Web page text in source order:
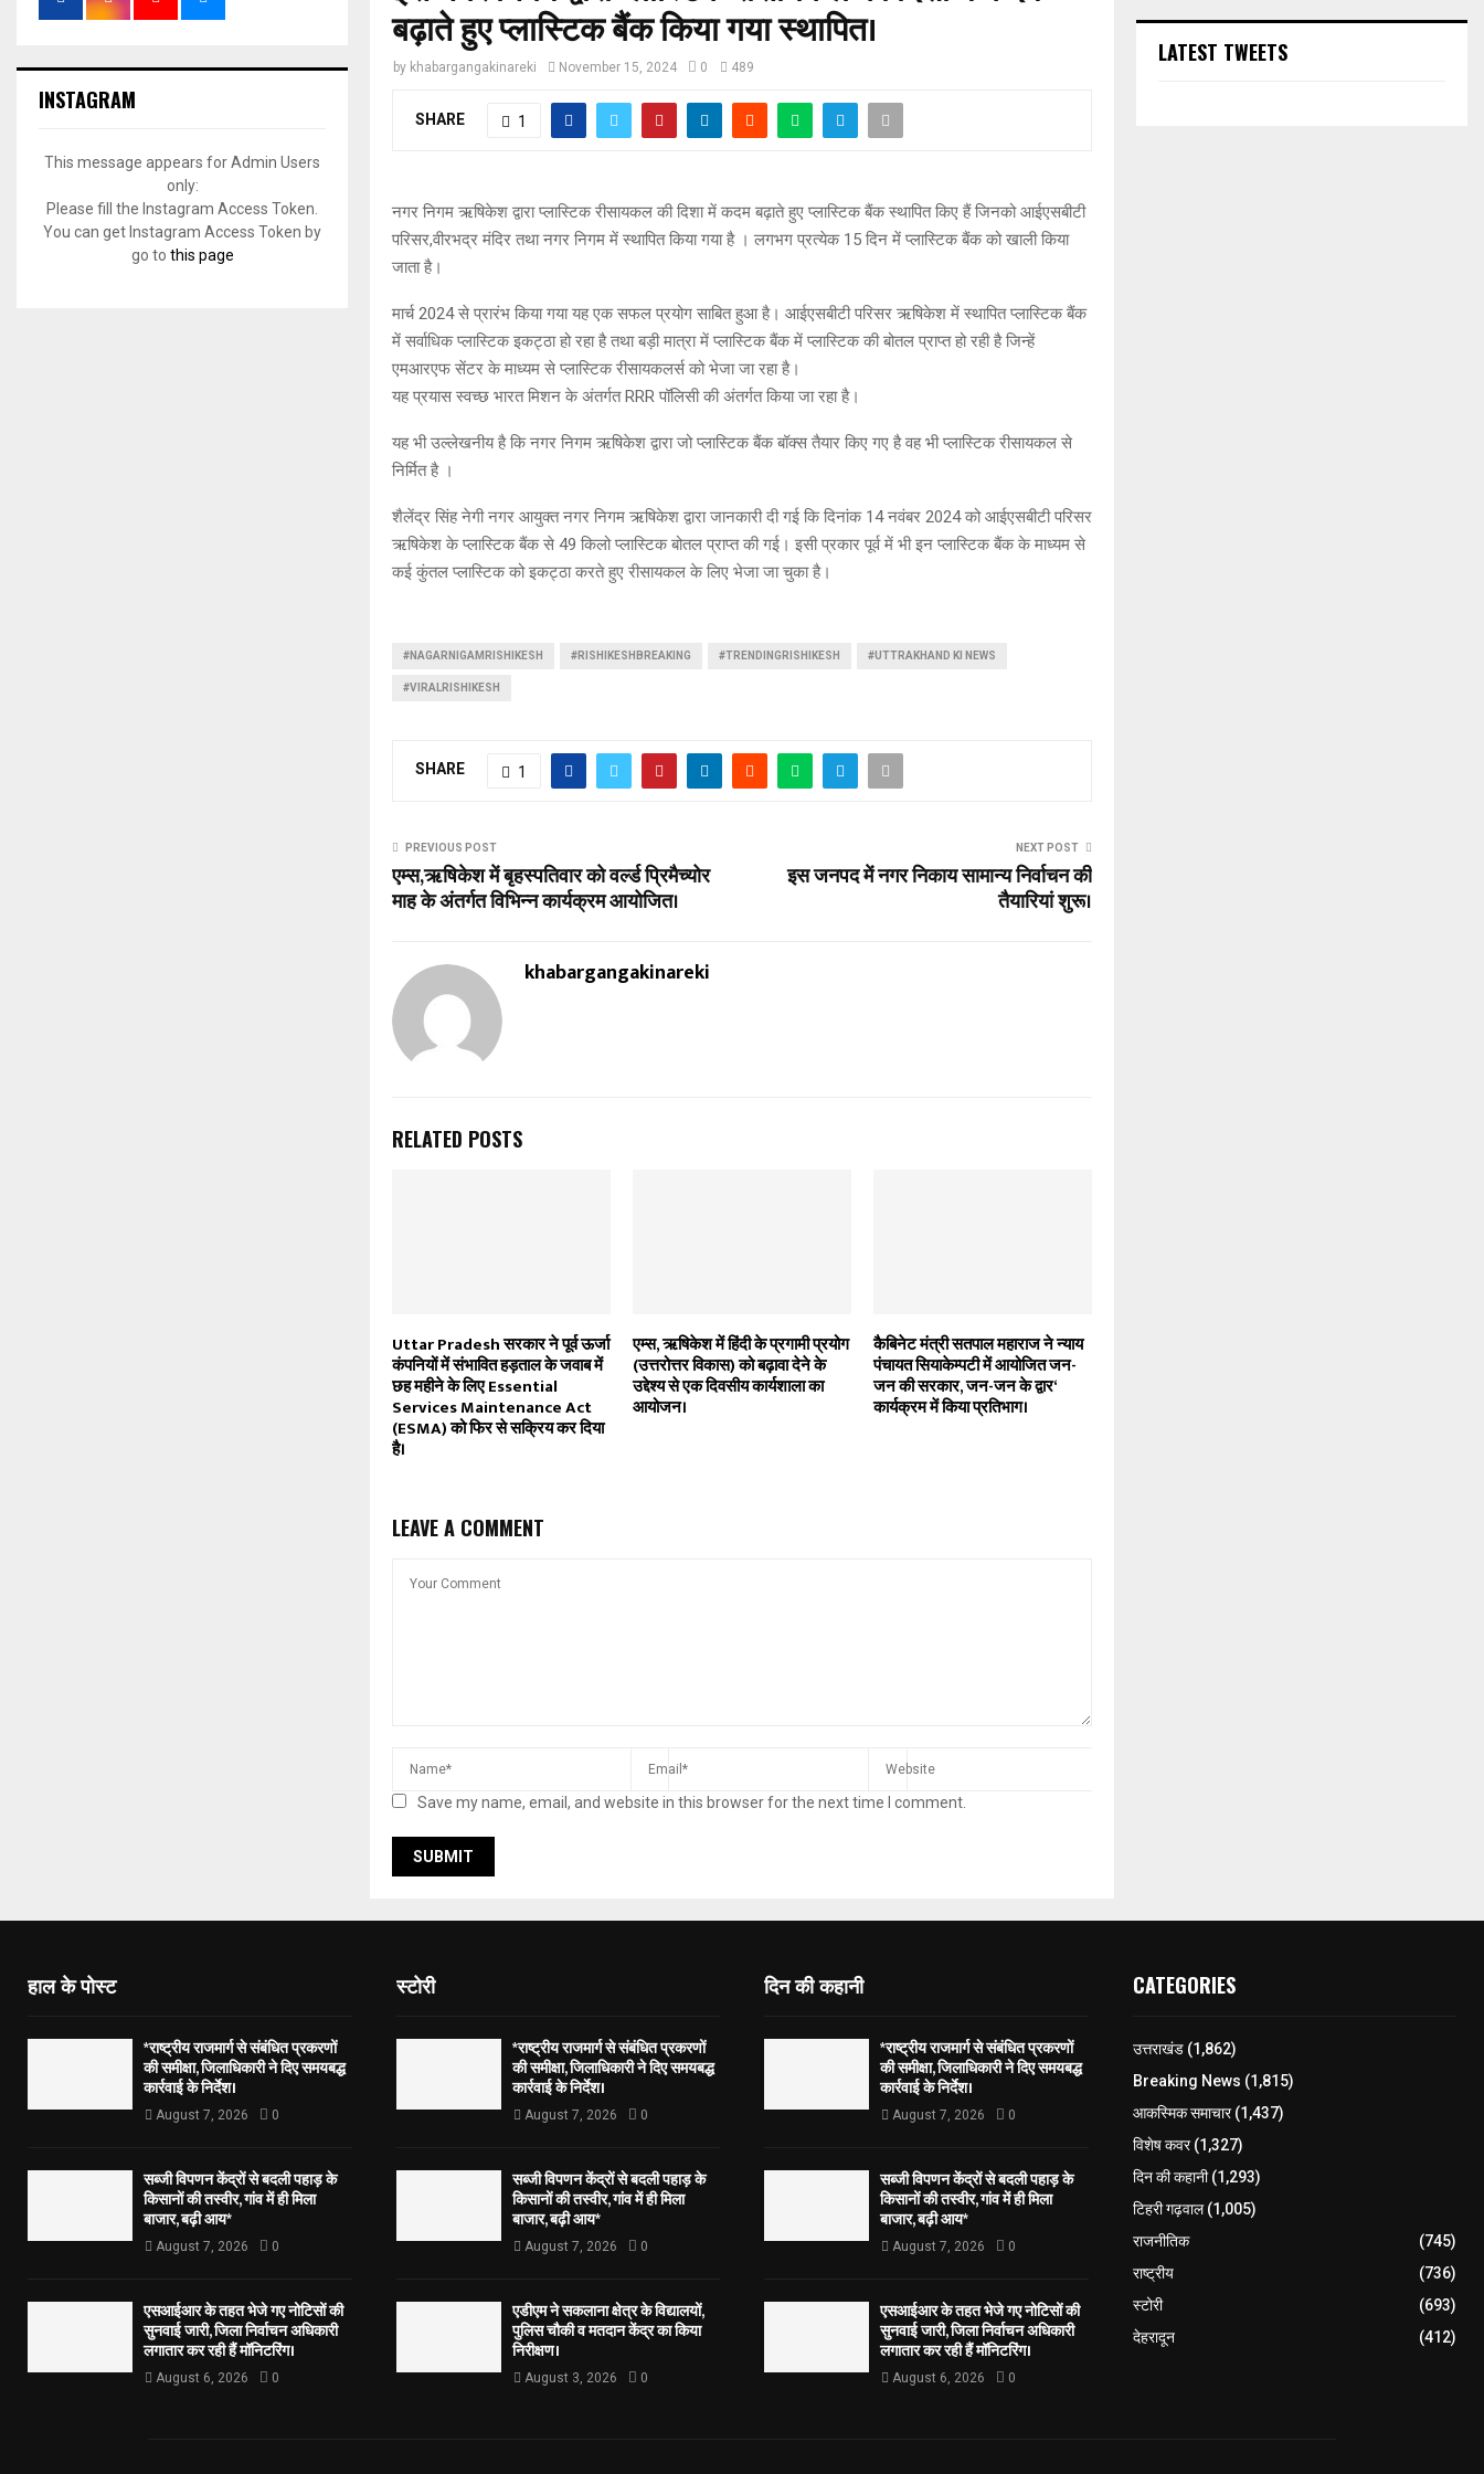
बढ़ाते हुए प्लास्टिक बैंक किया गया स्थापित।
by khabargangakinareki November 15, 2024 0 489
SHARE 1
नगर निगम ऋषिकेश द्वारा प्लास्टिक रीसायकल की दिशा में कदम बढ़ाते हुए प्लास्टिक बैंक स्थापित किए हैं जिनको आईएसबीटी
परिसर,वीरभद्र मंदिर तथा नगर निगम में स्थापित किया गया है । लगभग प्रत्येक 15 दिन में प्लास्टिक बैंक को खाली किया
जाता है।
मार्च 2024 से प्रारंभ किया गया यह एक सफल प्रयोग साबित हुआ है। आईएसबीटी परिसर ऋषिकेश में स्थापित प्लास्टिक बैंक
में सर्वाधिक प्लास्टिक इकट्ठा हो रहा है तथा बड़ी मात्रा में प्लास्टिक बैंक में प्लास्टिक की बोतल प्राप्त हो रही है जिन्हें
एमआरएफ सेंटर के माध्यम से प्लास्टिक रीसायकलर्स को भेजा जा रहा है।
यह प्रयास स्वच्छ भारत मिशन के अंतर्गत RRR पॉलिसी की अंतर्गत किया जा रहा है।
यह भी उल्लेखनीय है कि नगर निगम ऋषिकेश द्वारा जो प्लास्टिक बैंक बॉक्स तैयार किए गए है वह भी प्लास्टिक रीसायकल से
निर्मित है ।
शैलेंद्र सिंह नेगी नगर आयुक्त नगर निगम ऋषिकेश द्वारा जानकारी दी गई कि दिनांक 14 नवंबर 2024 को आईएसबीटी परिसर
ऋषिकेश के प्लास्टिक बैंक से 49 किलो प्लास्टिक बोतल प्राप्त की गई। इसी प्रकार पूर्व में भी इन प्लास्टिक बैंक के माध्यम से
कई कुंतल प्लास्टिक को इकट्ठा करते हुए रीसायकल के लिए भेजा जा चुका है।
#NAGARNIGAMRISHIKESH #RISHIKESHBREAKING #TRENDINGRISHIKESH #UTTRAKHAND KI NEWS
#VIRALRISHIKESH
SHARE 1
PREVIOUS POST
एम्स,ऋषिकेश में बृहस्पतिवार को वर्ल्ड प्रिमैच्योर
माह के अंतर्गत विभिन्न कार्यक्रम आयोजित।
NEXT POST
इस जनपद में नगर निकाय सामान्य निर्वाचन की
तैयारियां शुरू।
khabargangakinareki
RELATED POSTS
Uttar Pradesh सरकार ने पूर्व ऊर्जा
कंपनियों में संभावित हड़ताल के जवाब में
छह महीने के लिए Essential
Services Maintenance Act
(ESMA) को फिर से सक्रिय कर दिया
है।
एम्स, ऋषिकेश में हिंदी के प्रगामी प्रयोग
(उत्तरोत्तर विकास) को बढ़ावा देने के
उद्देश्य से एक दिवसीय कार्यशाला का
आयोजन।
कैबिनेट मंत्री सतपाल महाराज ने न्याय
पंचायत सियाकेम्पटी में आयोजित जन-
जन की सरकार, जन-जन के द्वार‘
कार्यक्रम में किया प्रतिभाग।
LEAVE A COMMENT
Save my name, email, and website in this browser for the next time I comment.
INSTAGRAM
This message appears for Admin Users
only:
Please fill the Instagram Access Token.
You can get Instagram Access Token by
go to this page
LATEST TWEETS
हाल के पोस्ट
*राष्ट्रीय राजमार्ग से संबंधित प्रकरणों
की समीक्षा, जिलाधिकारी ने दिए समयबद्ध
कार्रवाई के निर्देश।
August 7, 2026 0
सब्जी विपणन केंद्रों से बदली पहाड़ के
किसानों की तस्वीर, गांव में ही मिला
बाजार, बढ़ी आय*
August 7, 2026 0
एसआईआर के तहत भेजे गए नोटिसों की
सुनवाई जारी, जिला निर्वाचन अधिकारी
लगातार कर रही हैं मॉनिटरिंग।
August 6, 2026 0
स्टोरी
*राष्ट्रीय राजमार्ग से संबंधित प्रकरणों
की समीक्षा, जिलाधिकारी ने दिए समयबद्ध
कार्रवाई के निर्देश।
August 7, 2026 0
सब्जी विपणन केंद्रों से बदली पहाड़ के
किसानों की तस्वीर, गांव में ही मिला
बाजार, बढ़ी आय*
August 7, 2026 0
एडीएम ने सकलाना क्षेत्र के विद्यालयों,
पुलिस चौकी व मतदान केंद्र का किया
निरीक्षण।
August 3, 2026 0
दिन की कहानी
*राष्ट्रीय राजमार्ग से संबंधित प्रकरणों
की समीक्षा, जिलाधिकारी ने दिए समयबद्ध
कार्रवाई के निर्देश।
August 7, 2026 0
सब्जी विपणन केंद्रों से बदली पहाड़ के
किसानों की तस्वीर, गांव में ही मिला
बाजार, बढ़ी आय*
August 7, 2026 0
एसआईआर के तहत भेजे गए नोटिसों की
सुनवाई जारी, जिला निर्वाचन अधिकारी
लगातार कर रही हैं मॉनिटरिंग।
August 6, 2026 0
CATEGORIES
उत्तराखंड(1,862)
Breaking News (1,815)
आकस्मिक समाचार(1,437)
विशेष कवर(1,327)
दिन की कहानी(1,293)
टिहरी गढ़वाल(1,005)
राजनीतिक
(745)
राष्ट्रीय
(736)
स्टोरी
(693)
देहरादून
(412)